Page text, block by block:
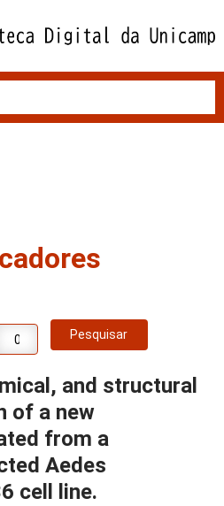
and structural
of a new
from a
Aedes
cell line.